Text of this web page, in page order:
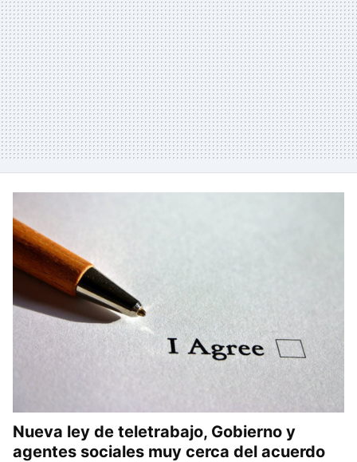
Nueva ley de teletrabajo, Gobierno y
agentes sociales muy cerca del acuerdo